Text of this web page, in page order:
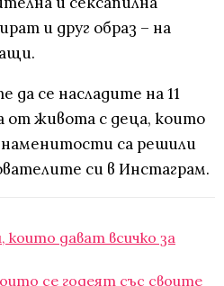
и друг образ – на
да се насладите на 11
живота с деца, които
са решили
си в Инстаграм.
които дават всичко за
се годеят със своите